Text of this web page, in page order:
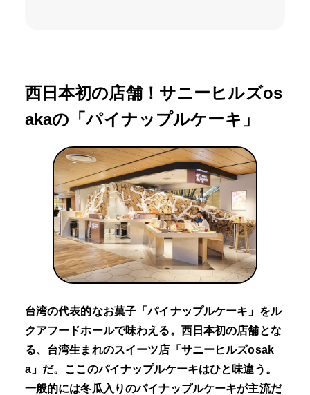
西日本初の店舗！サニーヒルズos
akaの「パイナップルケーキ」
台湾の代表的なお菓子「パイナップルケーキ」をル
クアフードホールで味わえる。西日本初の店舗とな
る、台湾生まれのスイーツ店「サニーヒルズosak
a」だ。ここのパイナップルケーキはひと味違う。
一般的には冬瓜入りのパイナップルケーキが主流だ